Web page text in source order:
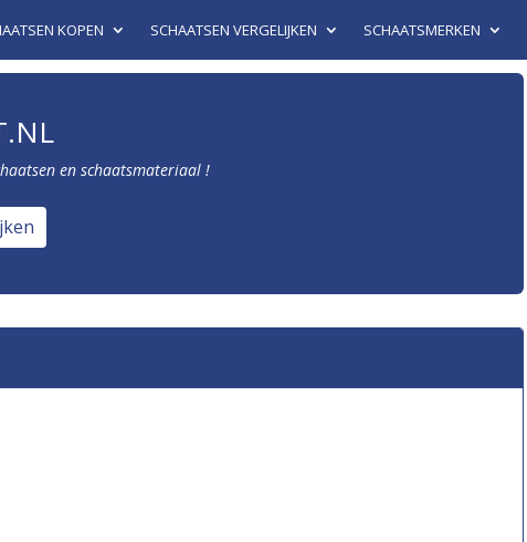
KOPEN SCHAATSEN VERGELIJKEN SCHAATSMERKEN
en schaatsmateriaal !